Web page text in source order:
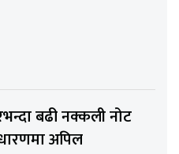
बढी नक्कली नोट
अपिल